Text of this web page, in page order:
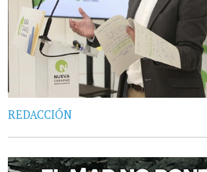
REDACCIÓN